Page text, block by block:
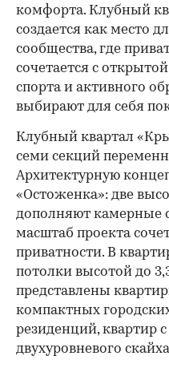
комфорта. Клубный
создается как место
сообщества, где
сочетается с
спорта и активного
выбирают для себя
Клубный квартал
семи секций
Архитектурную
«Остоженка»: две
дополняют камерные
масштаб проекта
приватности. В
потолки высотой до
представлены
компактных
резиденций, квартир
двухуровневого